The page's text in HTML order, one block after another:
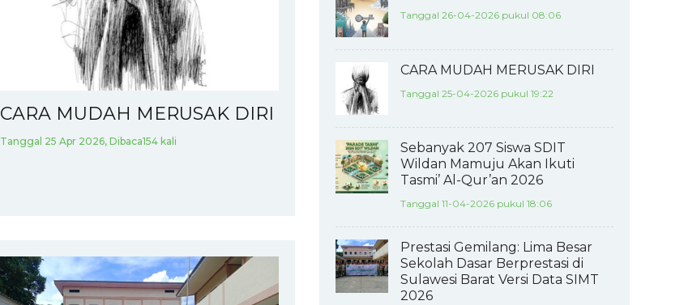
CARA MUDAH MERUSAK DIRI
Tanggal 25 Apr 2026, Dibaca154 kali
Tanggal 26-04-2026 pukul 08:06
CARA MUDAH MERUSAK DIRI
Tanggal 25-04-2026 pukul 19:22
Sebanyak 207 Siswa SDIT
Wildan Mamuju Akan Ikuti
Tasmi’ Al-Qur’an 2026
Tanggal 11-04-2026 pukul 18:06
Prestasi Gemilang: Lima Besar
Sekolah Dasar Berprestasi di
Sulawesi Barat Versi Data SIMT
2026